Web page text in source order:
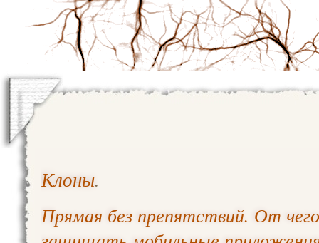
Клоны.
Прямая без препятствий. От